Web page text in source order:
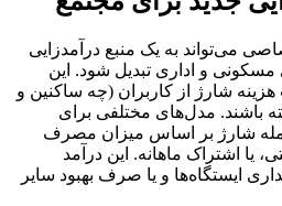
می‌تواند به یک منبع درآمدزایی
و اداری تبدیل شود. این
هزینه شارژ از کاربران (چه ساکنین و
باشند. مدل‌های مختلفی برای
شارژ بر اساس میزان مصرف
یا اشتراک ماهانه. این درآمد
ایستگاه‌ها و یا صرف بهبود سایر